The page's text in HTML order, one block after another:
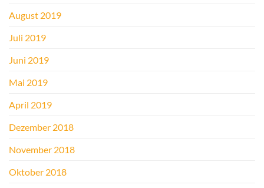
August 2019
Juli 2019
Juni 2019
Mai 2019
April 2019
Dezember 2018
November 2018
Oktober 2018